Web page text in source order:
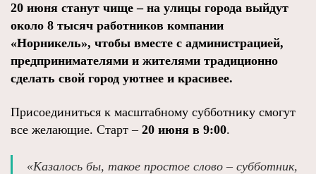
20 июня станут чище – на улицы города выйдут
около 8 тысяч работников компании
«Норникель», чтобы вместе с администрацией,
предпринимателями и жителями традиционно
сделать свой город уютнее и красивее.
Присоединиться к масштабному субботнику смогут
все желающие. Старт – 20 июня в 9:00.
«Казалось бы, такое простое слово – субботник,